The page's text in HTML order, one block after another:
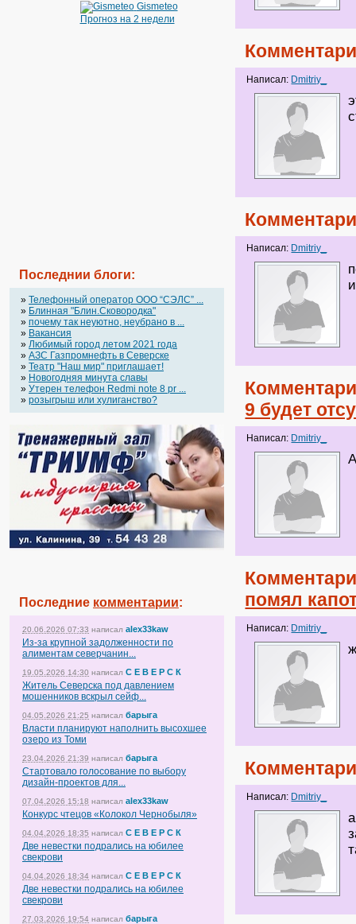
Gismeteo
Прогноз на 2 недели
Последнии блоги:
» Телефонный оператор OOO “СЭЛС” ...
» Блинная "Блин.Сковородка"
» почему так неуютно, неубрано в ...
» Вакансия
» Любимый город летом 2021 года
» АЗС Газпромнефть в Северске
» Театр "Наш мир" приглашает!
» Новогодняя минута славы
» Утерен телефон Redmi note 8 pr ...
» розыгрыш или хулиганство?
Последние комментарии:
20.06.2026 07:33 написал alex33kaw
Из-за крупной задолженности по
алиментам северчанин...
19.05.2026 14:30 написал С Е В Е Р С К
Житель Северска под давлением
мошенников вскрыл сейф...
04.05.2026 21:25 написал барыга
Власти планируют наполнить высохшее
озеро из Томи
23.04.2026 21:39 написал барыга
Стартовало голосование по выбору
дизайн-проектов для...
07.04.2026 15:18 написал alex33kaw
Конкурс чтецов «Колокол Чернобыля»
04.04.2026 18:35 написал С Е В Е Р С К
Две невестки подрались на юбилее
свекрови
04.04.2026 18:34 написал С Е В Е Р С К
Две невестки подрались на юбилее
свекрови
27.03.2026 19:54 написал барыга
Написал: Dmitriy_
Написал: Dmitriy_
9 будет
Написал: Dmitriy_
помял
Написал: Dmitriy_
Написал: Dmitriy_